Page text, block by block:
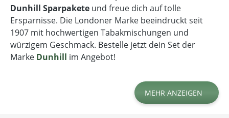
Dunhill Sparpakete und freue dich auf tolle
Ersparnisse. Die Londoner Marke beeindruckt seit
1907 mit hochwertigen Tabakmischungen und
würzigem Geschmack. Bestelle jetzt dein Set der
Marke Dunhill im Angebot!
MEHR ANZEIGEN